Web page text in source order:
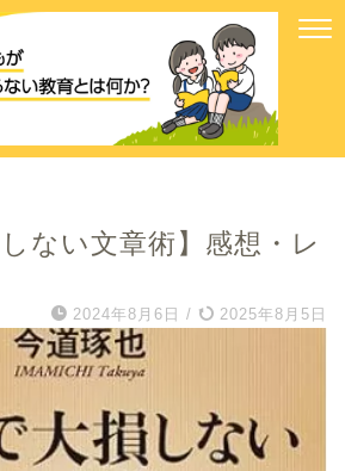
しない文章術】感想・レ
2024年8月6日 / 2025年8月5日